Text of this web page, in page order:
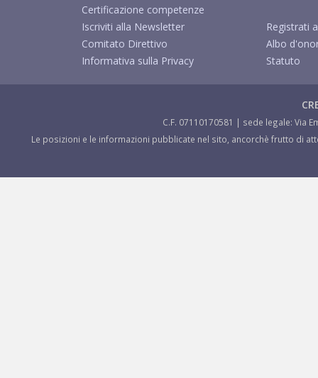
Certificazione competenze
Iscriviti alla Newsletter
Registrati
Comitato Direttivo
Albo
Informativa sulla Privacy
Statuto
C.F. 07110170581 | sede legale: Via
Le posizioni e le informazioni pubblicate nel sito, ancorchè frutto di